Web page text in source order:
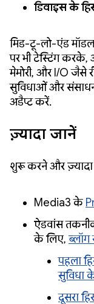
डिवाइस के
मिड-टू-लो-एंड
पर भी टेस्टिंग
मेमोरी, और I/O जैसे
सुविधाओं और
अडैप्ट करें.
ज़्यादा जानें
शुरू करने और
Media3 के
ऐडवांस
के लिए, ब्लॉग
पहला
सुविधा
दूसरा